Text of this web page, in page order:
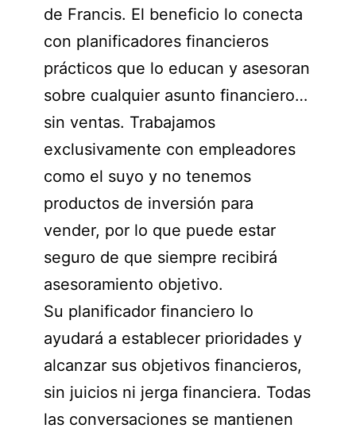
de Francis. El beneficio lo conecta
con planificadores financieros
prácticos que lo educan y asesoran
sobre cualquier asunto financiero…
sin ventas. Trabajamos
exclusivamente con empleadores
como el suyo y no tenemos
productos de inversión para
vender, por lo que puede estar
seguro de que siempre recibirá
asesoramiento objetivo.
Su planificador financiero lo
ayudará a establecer prioridades y
alcanzar sus objetivos financieros,
sin juicios ni jerga financiera. Todas
las conversaciones se mantienen